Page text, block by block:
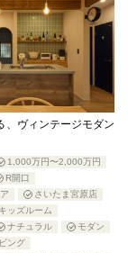
、ヴィンテージモダン
1,000万円〜2,000万円
R開口
さいたま宮原店
キッズルーム
ナチュラル
モダン
ング